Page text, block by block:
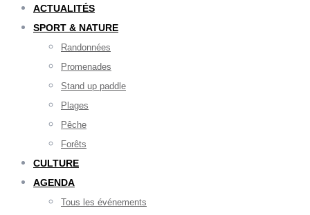
ACTUALITÉS
SPORT & NATURE
Randonnées
Promenades
Stand up paddle
Plages
Pêche
Forêts
CULTURE
AGENDA
Tous les événements